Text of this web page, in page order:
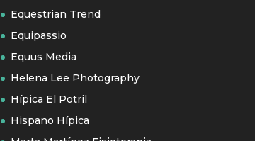
Equestrian Trend
Equipassio
Equus Media
Helena Lee Photography
Hípica El Potril
Hispano Hípica